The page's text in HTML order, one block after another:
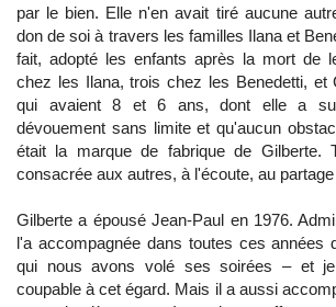
par le bien. Elle n'en avait tiré aucune
don de soi à travers les familles Ilana et
fait, adopté les enfants après la mort de
chez les Ilana, trois chez les Benedetti, et
qui avaient 8 et 6 ans, dont elle a
dévouement sans limite et qu'aucun
était la marque de fabrique de Gilberte.
consacrée aux autres, à l'écoute, au
Gilberte a épousé Jean-Paul en 1976.
l'a accompagnée dans toutes ces années
qui nous avons volé ses soirées – et
coupable à cet égard. Mais il a aussi